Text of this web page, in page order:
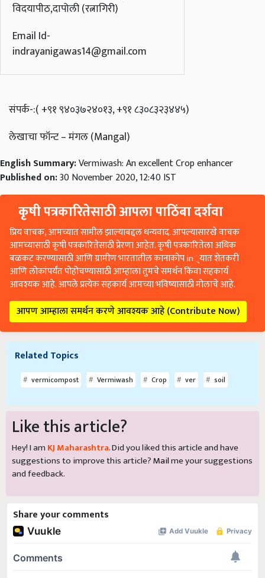
विदयापीठ,दापोली (रत्नागिरी)
Email Id-
indrayanigawas14@gmail.com
संपर्क-:( +९१ ९४०३७२४०१३, +९१ ८३०८३२३४४५)
लेखाचा फॉन्ट – मंगल (Mangal)
English Summary:Vermiwash: An excellent Crop enhancer
Published on:30 November 2020, 12:40 IST
कृषी पत्रकारितेसाठी आपला पाठिंबा दर्शवा
प्रिय वाचक, आमच्यात सामील झाल्याबद्दल धन्यवाद. आपल्यासारखे वाचक
आमच्यासाठी कृषी पत्रकारितेसाठी प्रेरणा आहेत. कृषी पत्रकारितेला अधिक
बळकट करण्यासाठी आणि ग्रामीण भारतातील कानाकोप in्यात शेतकरी
आणि लोकांपर्यंत पोहोचण्यासाठी आम्हाला तुमचे समर्थन किंवा सहकार्य
आवश्यक आहे. आपले प्रत्येक सहकार्य आमच्या भविष्यासाठी मोलाचे आहे.
आपण आम्हाला समर्थन करणे आवश्यक आहे (Contribute Now)
Related Topics
vermicompost Vermiwash Crop ver soil
Like this article?
Hey! I am KJ Maharashtra. Did you liked this article and have
suggestions to improve this article?Mailme your suggestions
and feedback.
Share your comments